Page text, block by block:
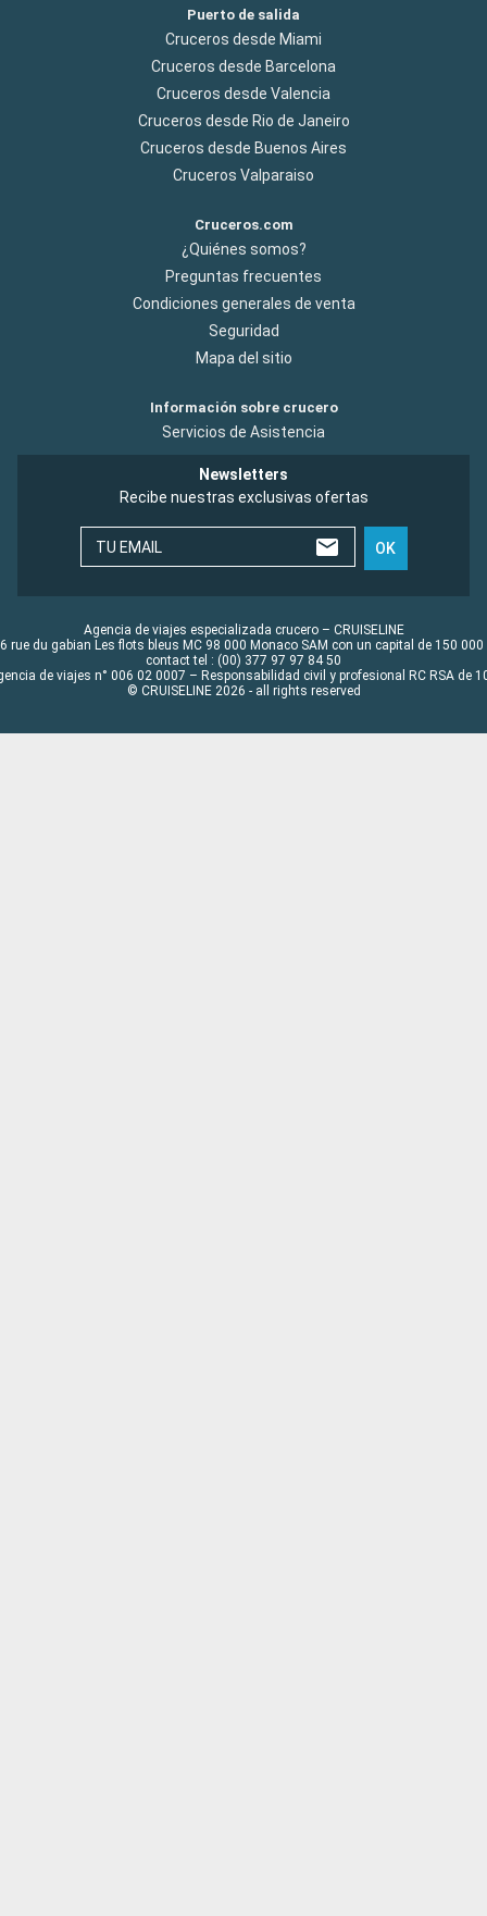
Puerto de salida
Cruceros desde Miami
Cruceros desde Barcelona
Cruceros desde Valencia
Cruceros desde Rio de Janeiro
Cruceros desde Buenos Aires
Cruceros Valparaiso
Cruceros.com
¿Quiénes somos?
Preguntas frecuentes
Condiciones generales de venta
Seguridad
Mapa del sitio
Información sobre crucero
Servicios de Asistencia
Newsletters
Recibe nuestras exclusivas ofertas
TU EMAIL OK
Agencia de viajes especializada crucero – CRUISELINE
rue du gabian Les flots bleus MC 98 000 Monaco SAM con un capital de 150 000
contact tel : (00) 377 97 97 84 50
de viajes n° 006 02 0007 – Responsabilidad civil y profesional RC RSA de
© CRUISELINE 2026 - all rights reserved